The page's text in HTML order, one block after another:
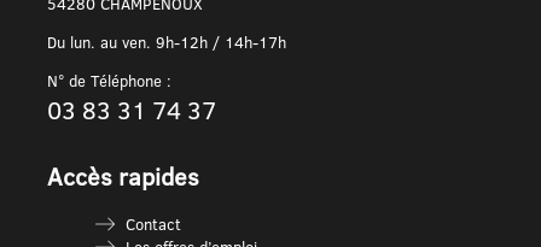
Du lun. au ven. 9h-12h / 14h-17h
N° de Téléphone :
03 83 31 74 37
Accès rapides
Contact